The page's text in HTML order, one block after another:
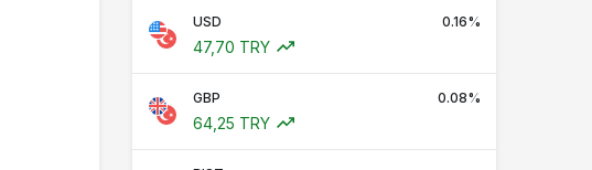
USD 0.16%
47,70 TRY
GBP 0.08%
64,25 TRY